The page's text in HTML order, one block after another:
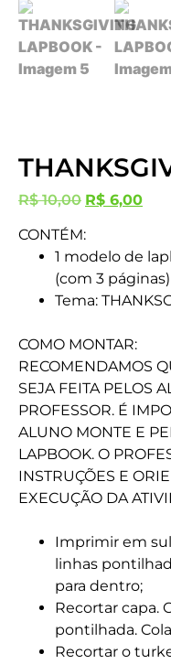
R$10,00 R$ 6,00
CONTÉM:
1 modelo de
(com 3 páginas)
Tema:
COMO MONTAR:
RECOMENDAMOS
SEJA FEITA PELOS
PROFESSOR. É
ALUNO MONTE E
LAPBOOK. O
INSTRUÇÕES E
EXECUÇÃO DA
Imprimir em
linhas
para dentro;
Recortar capa.
pontilhada.
Recortar o